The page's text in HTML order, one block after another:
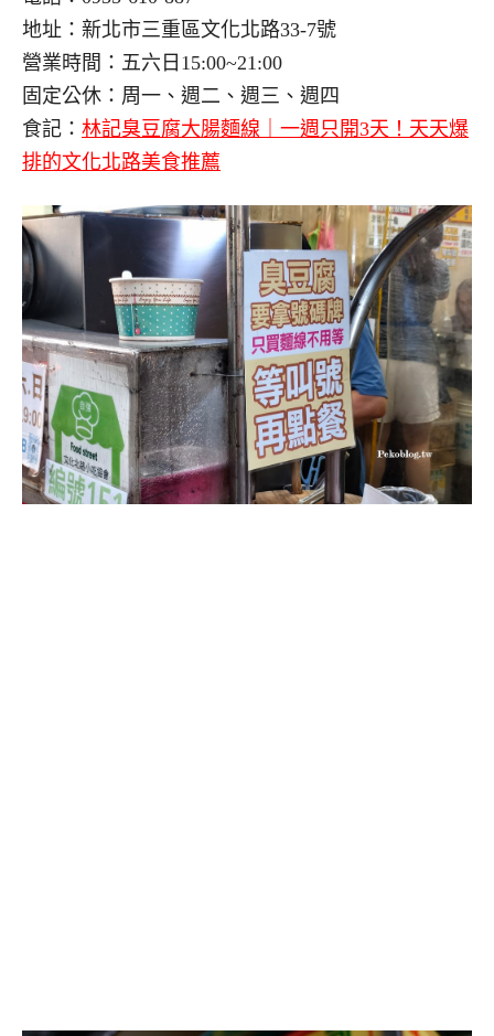
地址：新北市三重區文化北路33-7號
營業時間：五六日15:00~21:00
固定公休：周一、週二、週三、週四
食記： 林記臭豆腐大腸麵線｜一週只開3天！天天爆
排的文化北路美食推薦